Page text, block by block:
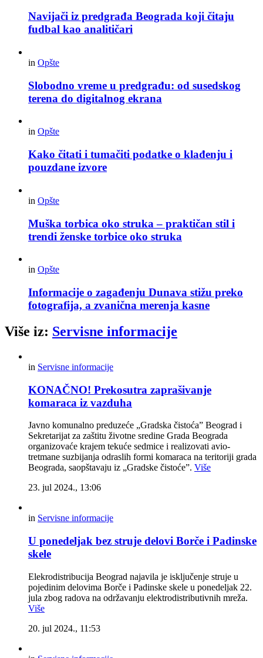
Navijači iz predgrađa Beograda koji čitaju
fudbal kao analitičari
in Opšte
Slobodno vreme u predgrađu: od susedskog
terena do digitalnog ekrana
in Opšte
Kako čitati i tumačiti podatke o klađenju i
pouzdane izvore
in Opšte
Muška torbica oko struka – praktičan stil i
trendi ženske torbice oko struka
in Opšte
Informacije o zagađenju Dunava stižu preko
fotografija, a zvanična merenja kasne
Više iz: Servisne informacije
in Servisne informacije
KONAČNO! Prekosutra zaprašivanje
komaraca iz vazduha
Javno komunalno preduzeće „Gradska čistoća” Beograd i
Sekretarijat za zaštitu životne sredine Grada Beograda
organizovaće krajem tekuće sedmice i realizovati avio-
tretmane suzbijanja odraslih formi komaraca na teritoriji grada
Beograda, saopštavaju iz „Gradske čistoće”. Više
23. jul 2024., 13:06
in Servisne informacije
U ponedeljak bez struje delovi Borče i Padinske
skele
Elekrodistribucija Beograd najavila je isključenje struje u
pojedinim delovima Borče i Padinske skele u ponedeljak 22.
jula zbog radova na održavanju elektrodistributivnih mreža.
Više
20. jul 2024., 11:53